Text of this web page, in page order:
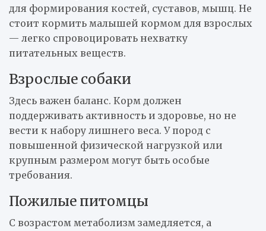
для формирования костей, суставов, мышц. Не
стоит кормить малышей кормом для взрослых
— легко спровоцировать нехватку
питательных веществ.
Взрослые собаки
Здесь важен баланс. Корм должен
поддерживать активность и здоровье, но не
вести к набору лишнего веса. У пород с
повышенной физической нагрузкой или
крупным размером могут быть особые
требования.
Пожилые питомцы
С возрастом метаболизм замедляется, а